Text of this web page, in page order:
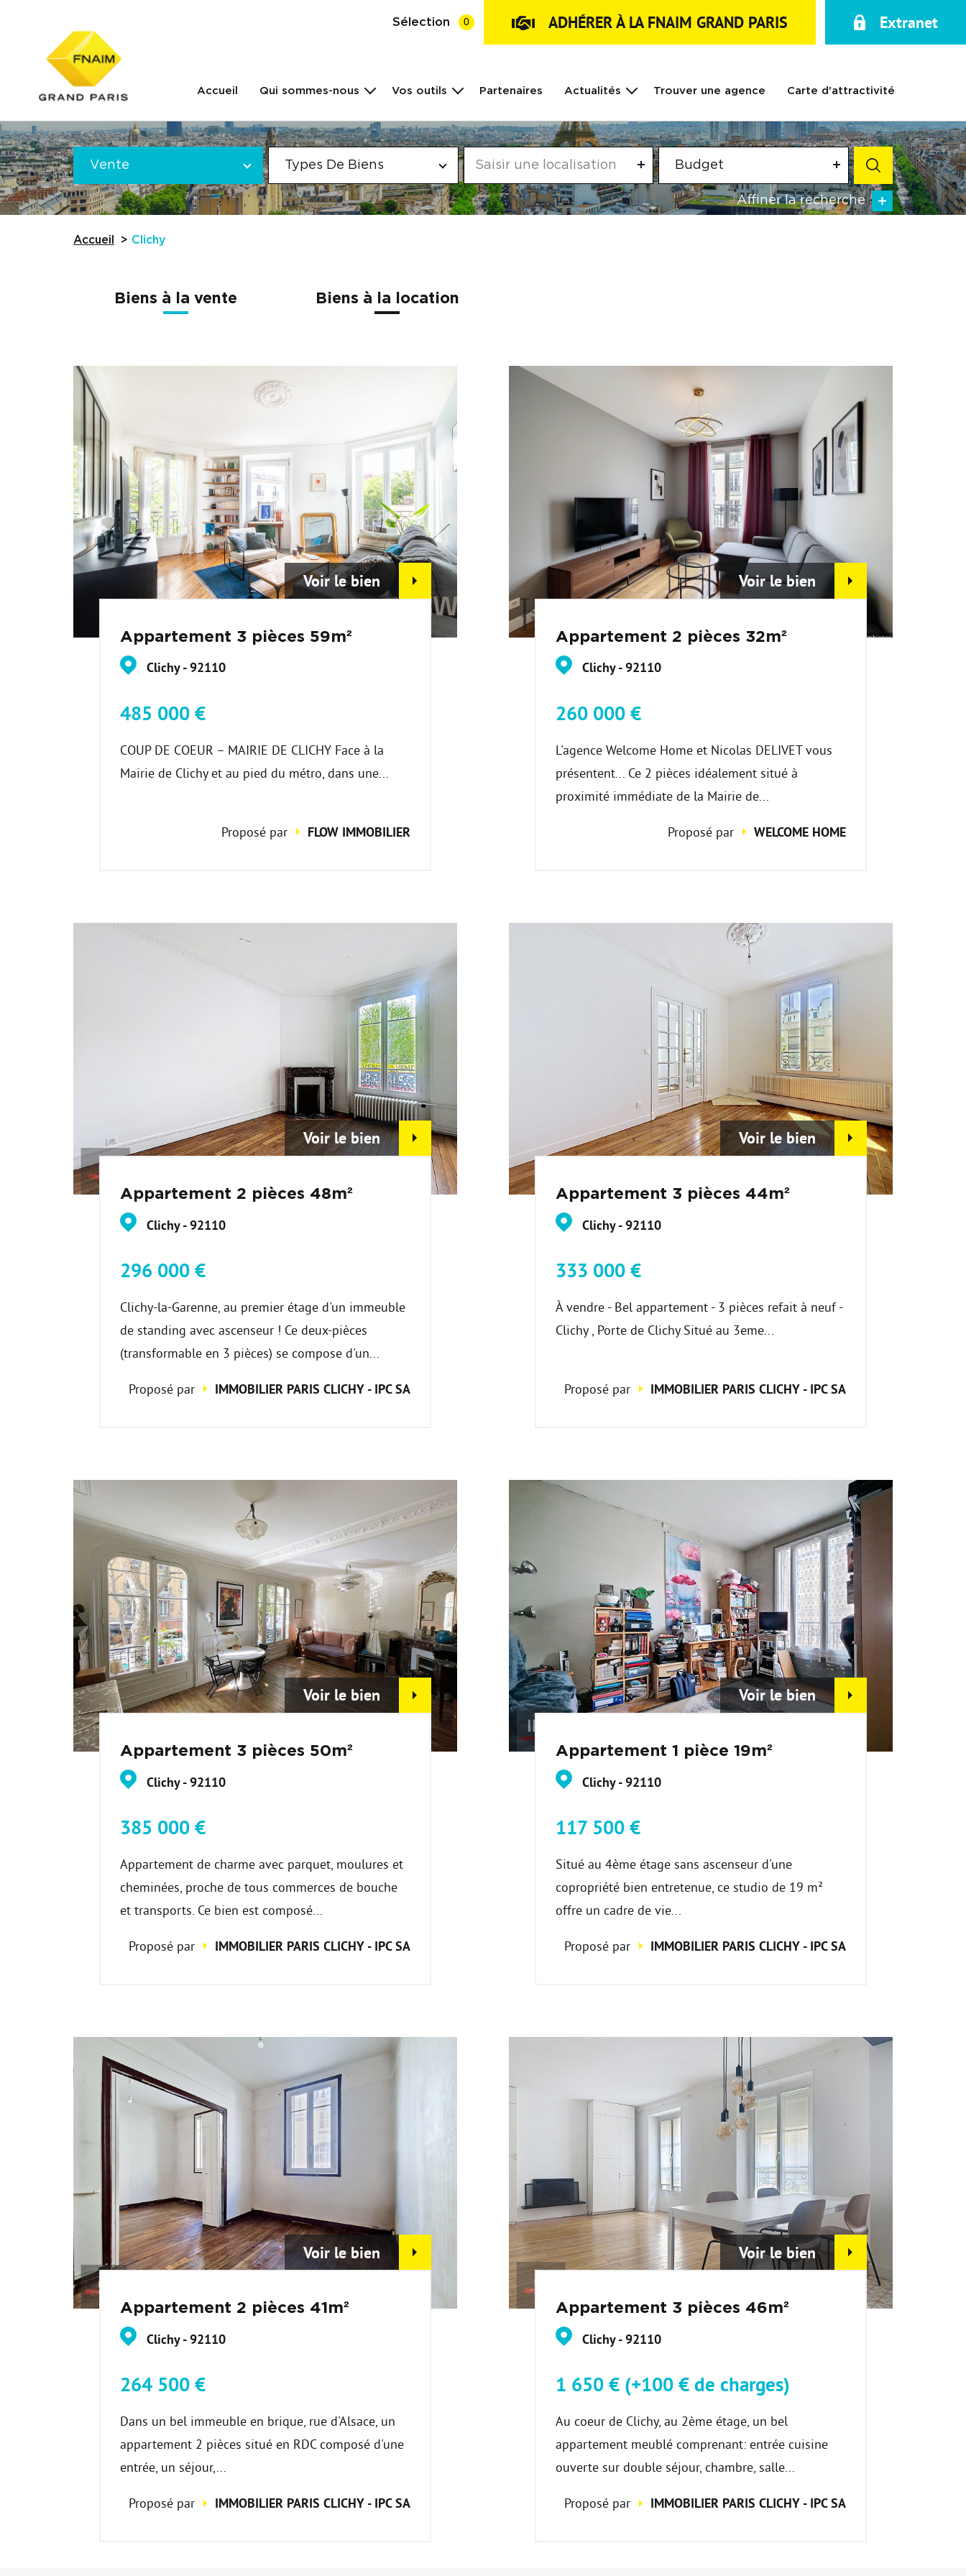
Sélection 0 ADHÉRER À LA FNAIM GRAND PARIS Extranet
Accueil Qui sommes-nous Vos outils Partenaires Actualités Trouver une agence Carte d'attractivité
RECHERCHE
Offre
* Vente Types De Biens Budget
Référence Affiner la recherche
Accueil Clichy
Biens à la vente Biens à la location
Voir le bien
Appartement 3 pièces 59m²
Clichy - 92110
485 000 €
COUP DE COEUR – MAIRIE DE CLICHY Face à la
Mairie de Clichy et au pied du métro, dans une...
Proposé par FLOW IMMOBILIER
Voir le bien
Appartement 2 pièces 32m²
Clichy - 92110
260 000 €
L'agence Welcome Home et Nicolas DELIVET vous
présentent... Ce 2 pièces idéalement situé à
proximité immédiate de la Mairie de...
Proposé par WELCOME HOME
Voir le bien
Appartement 2 pièces 48m²
Clichy - 92110
296 000 €
Clichy-la-Garenne, au premier étage d'un immeuble
de standing avec ascenseur ! Ce deux-pièces
(transformable en 3 pièces) se compose d'un...
Proposé par IMMOBILIER PARIS CLICHY - IPC SA
Voir le bien
Appartement 3 pièces 44m²
Clichy - 92110
333 000 €
À vendre - Bel appartement - 3 pièces refait à neuf -
Clichy , Porte de Clichy Situé au 3eme...
Proposé par IMMOBILIER PARIS CLICHY - IPC SA
Voir le bien
Appartement 3 pièces 50m²
Clichy - 92110
385 000 €
Appartement de charme avec parquet, moulures et
cheminées, proche de tous commerces de bouche
et transports. Ce bien est composé...
Proposé par IMMOBILIER PARIS CLICHY - IPC SA
Voir le bien
Appartement 1 pièce 19m²
Clichy - 92110
117 500 €
Situé au 4ème étage sans ascenseur d'une
copropriété bien entretenue, ce studio de 19 m²
offre un cadre de vie...
Proposé par IMMOBILIER PARIS CLICHY - IPC SA
Voir le bien
Appartement 2 pièces 41m²
Clichy - 92110
264 500 €
Dans un bel immeuble en brique, rue d'Alsace, un
appartement 2 pièces situé en RDC composé d'une
entrée, un séjour,...
Proposé par IMMOBILIER PARIS CLICHY - IPC SA
Voir le bien
Appartement 3 pièces 46m²
Clichy - 92110
1 650 € (+100 € de charges)
Au coeur de Clichy, au 2ème étage, un bel
appartement meublé comprenant: entrée cuisine
ouverte sur double séjour, chambre, salle...
Proposé par IMMOBILIER PARIS CLICHY - IPC SA